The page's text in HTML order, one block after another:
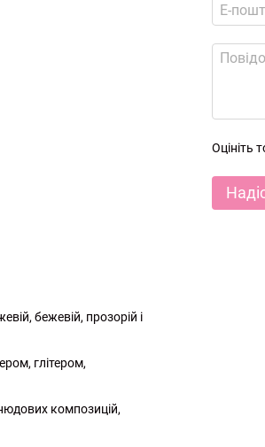
бежевій, прозорій і
глітером,
композицій,
Оцініть